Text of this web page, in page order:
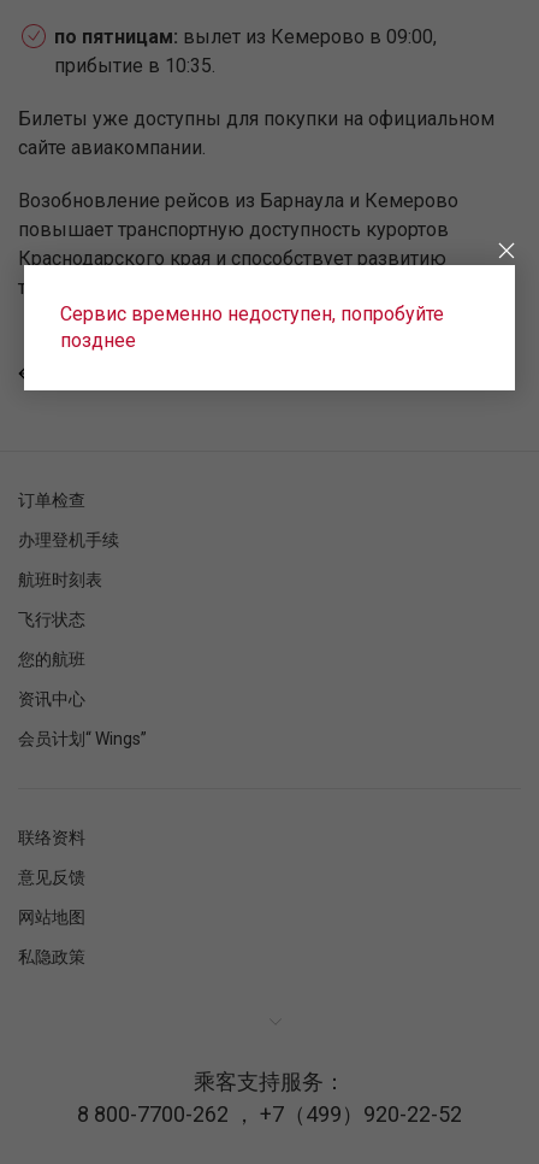
по пятницам: вылет из Кемерово в 09:00,
прибытие в 10:35.
Билеты уже доступны для покупки на официальном
сайте авиакомпании.
Возобновление рейсов из Барнаула и Кемерово
повышает транспортную доступность курортов
Краснодарского края и способствует развитию
туристических и деловых связей между регионами.
Сервис временно недоступен, попробуйте
позднее
订单检查
办理登机手续
航班时刻表
飞行状态
您的航班
资讯中心
会员计划“ Wings”
联络资料
意见反馈
网站地图
私隐政策
乘客支持服务：
8 800-7700-262 ， +7（499）920-22-52